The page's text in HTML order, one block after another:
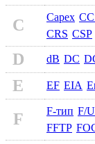
C Capex
CRS CSP
D dB DC
E EF EIA
F F-тип F/
FFTP